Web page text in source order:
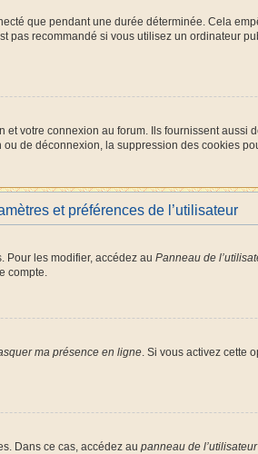
que pendant une durée déterminée. Cela
pas recommandé si vous utilisez un ordinateur
votre connexion au forum. Ils fournissent
de déconnexion, la suppression des cookies
et préférences de l’utilisateur
Pour les modifier, accédez au Panneau de
compte.
ma présence en ligne. Si vous activez cette
Dans ce cas, accédez au panneau de l’utilisateur